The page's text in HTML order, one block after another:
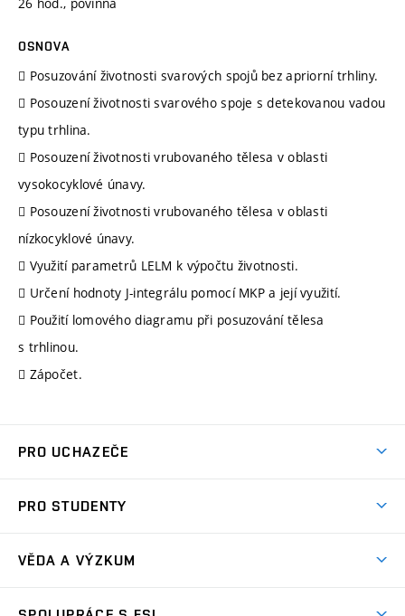
OSNOVA
 Posuzování životnosti svarových spojů bez apriorní trhliny.
 Posouzení životnosti svarového spoje s detekovanou vadou
typu trhlina.
 Posouzení životnosti vrubovaného tělesa v oblasti
vysokocyklové únavy.
 Posouzení životnosti vrubovaného tělesa v oblasti
nízkocyklové únavy.
 Využití parametrů LELM k výpočtu životnosti.
 Určení hodnoty J-integrálu pomocí MKP a její využití.
 Použití lomového diagramu při posuzování tělesa
s trhlinou.
 Zápočet.
PRO UCHAZEČE
Ambasadoři studia
PRO STUDENTY
Studijní předpisy
VĚDA A VÝZKUM